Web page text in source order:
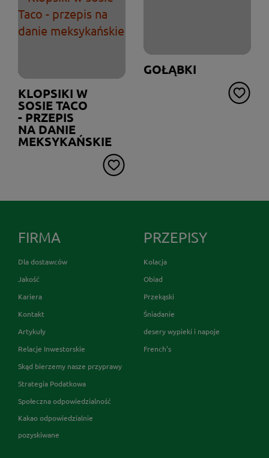
GOŁĄBKI
KLOPSIKI W
SOSIE TACO
- PRZEPIS
NA DANIE
MEKSYKAŃSKIE
FIRMA
Dla dostawców
Jakość
Kariera
Kontakt
Artykuły
Relacje Inwestorskie
Skąd bierzemy nasze przyprawy
Strategia Podatkowa
Społeczna odpowiedzialność
Kakao odpowiedzialnie
pozyskiwane
PRZEPISY
Kolacja
Obiad
Przekąski
Śniadanie
desery wypieki i napoje
French's